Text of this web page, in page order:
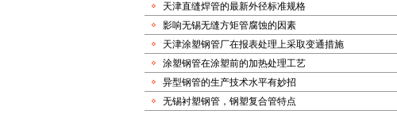
天津直缝焊管的最新外径标准规格
影响无锡无缝方矩管腐蚀的因素
天津涂塑钢管厂在报表处理上采取变通措施
涂塑钢管在涂塑前的加热处理工艺
异型钢管的生产技术水平有妙招
无锡衬塑钢管，钢塑复合管特点